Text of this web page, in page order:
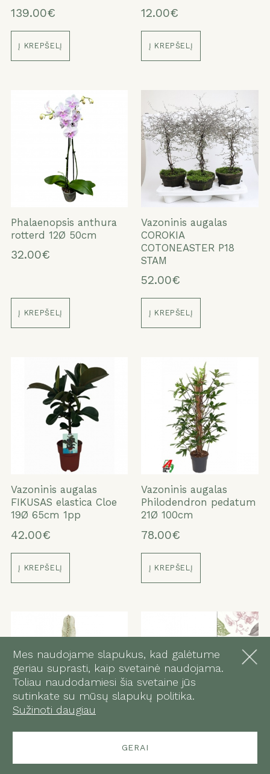
139.00€
Į KREPŠELĮ
12.00€
Į KREPŠELĮ
Phalaenopsis anthura
rotterd 12Ø 50cm
32.00€
Į KREPŠELĮ
Vazoninis augalas
COROKIA
COTONEASTER P18
STAM
52.00€
Į KREPŠELĮ
Vazoninis augalas
FIKUSAS elastica Cloe
19Ø 65cm 1pp
42.00€
Į KREPŠELĮ
Vazoninis augalas
Philodendron pedatum
21Ø 100cm
78.00€
Į KREPŠELĮ
Phalaenopsis Anthura
Mes naudojame slapukus, kad galėtume
geriau suprasti, kaip svetainė naudojama.
Toliau naudodamiesi šia svetaine jūs
sutinkate su mūsų slapukų politika.
Sužinoti daugiau
GERAI